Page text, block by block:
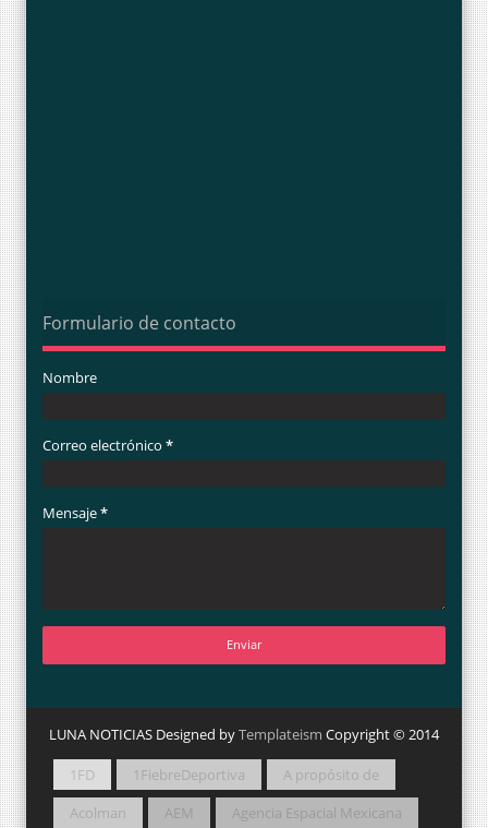
Formulario de contacto
Nombre
Correo electrónico *
Mensaje*
LUNA NOTICIAS Designed byTemplateism Copyright © 2014
1FD 1FiebreDeportiva
A propósito de
Acolman
AEM
Agencia Espacial Mexicana